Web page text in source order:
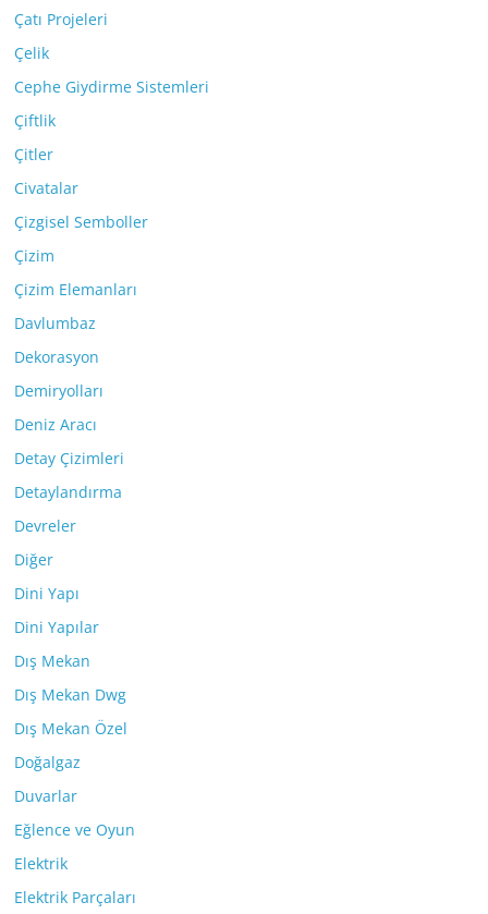
Çatı Projeleri
Çelik
Cephe Giydirme Sistemleri
Çiftlik
Çitler
Civatalar
Çizgisel Semboller
Çizim
Çizim Elemanları
Davlumbaz
Dekorasyon
Demiryolları
Deniz Aracı
Detay Çizimleri
Detaylandırma
Devreler
Diğer
Dini Yapı
Dini Yapılar
Dış Mekan
Dış Mekan Dwg
Dış Mekan Özel
Doğalgaz
Duvarlar
Eğlence ve Oyun
Elektrik
Elektrik Parçaları